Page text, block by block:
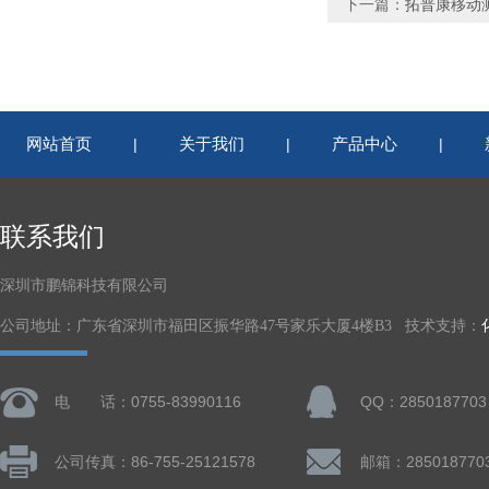
下一篇： 拓普康移动
网站首页 | 关于我们 | 产品中心 |
联系我们
深圳市鹏锦科技有限公司
公司地址：广东省深圳市福田区振华路47号家乐大厦4楼B3 技术支持：
电 话：0755-83990116 QQ：2850187703
公司传真：86-755-25121578 邮箱：